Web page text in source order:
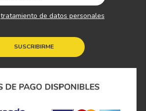
SUSCRIBIRME
tratamiento de datos personales